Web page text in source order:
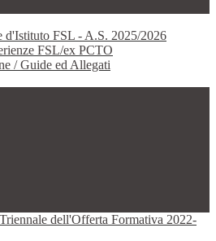
d'Istituto FSL - A.S. 2025/2026
FSL/ex PCTO
/ Guide ed Allegati
dell'Offerta Formativa 2022-